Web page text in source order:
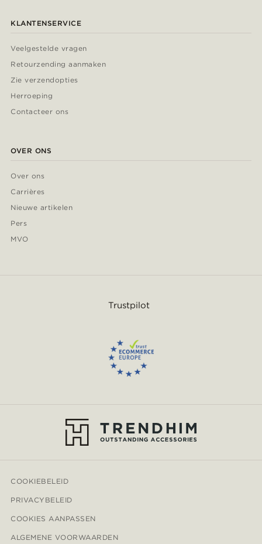
KLANTENSERVICE
Veelgestelde vragen
Retourzending aanmaken
Zie verzendopties
Herroeping
Contacteer ons
OVER ONS
Over ons
Carrières
Nieuwe artikelen
Pers
MVO
Trustpilot
COOKIEBELEID
PRIVACYBELEID
COOKIES AANPASSEN
ALGEMENE VOORWAARDEN